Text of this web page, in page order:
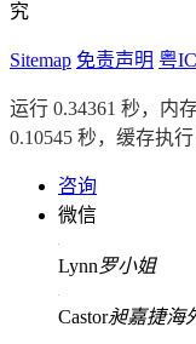
究
Sitemap 免责声明 粤
运行 0.34361 秒，内
0.10545 秒，缓存执
咨询
微信
Lynn罗小姐
Castor昶嘉捷海